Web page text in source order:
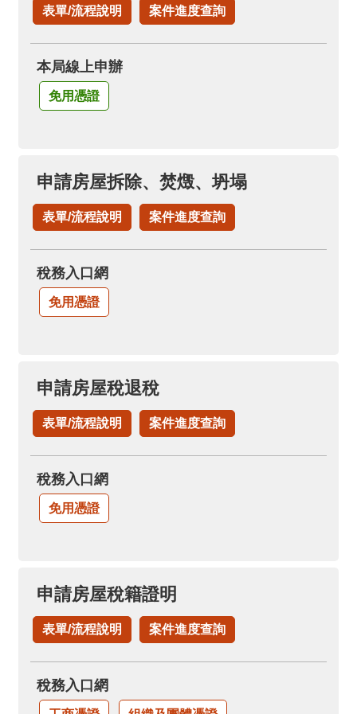
表單/流程說明 案件進度查詢
本局線上申辦
免用憑證
申請房屋拆除、焚燬、坍塌
表單/流程說明 案件進度查詢
稅務入口網
免用憑證
申請房屋稅退稅
表單/流程說明 案件進度查詢
稅務入口網
免用憑證
申請房屋稅籍證明
表單/流程說明 案件進度查詢
稅務入口網